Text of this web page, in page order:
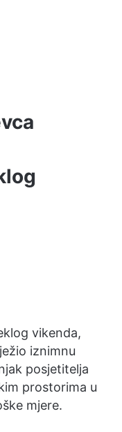
vikenda,
iznimnu
posjetitelja
prostorima u
mjere.